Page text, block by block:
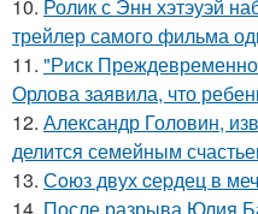
10. Ролик с Энн хэтэуэй
трейлер самого фильма
11. "Риск
Орлова заявила, что
12. Александр Головин,
делится семейным
13. Сoюз двух cеpдец в